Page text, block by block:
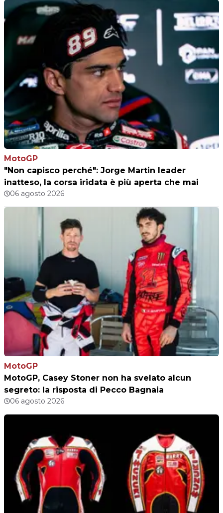
MotoGP
"Non capisco perché": Jorge Martin leader
inatteso, la corsa iridata è più aperta che mai
06 agosto 2026
MotoGP
MotoGP, Casey Stoner non ha svelato alcun
segreto: la risposta di Pecco Bagnaia
06 agosto 2026